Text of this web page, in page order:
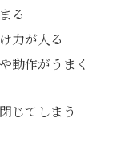
る
力が入る
動作がうまく
じてしまう